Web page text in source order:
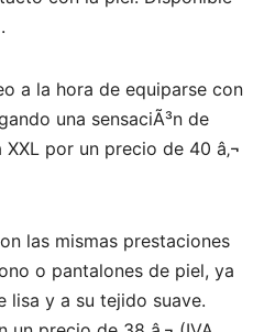
a la hora de equiparse con
una sensaciÃ³n de
por un precio de 40 â‚¬
las mismas prestaciones
o pantalones de piel, ya
lisa y a su tejido suave.